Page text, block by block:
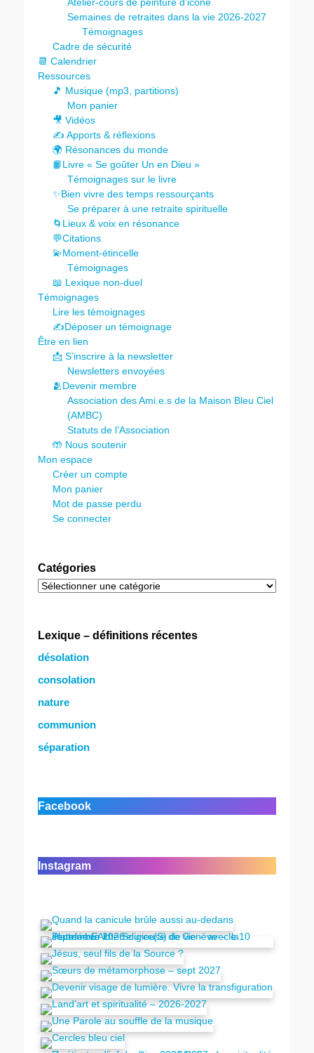
Semaines de retraites dans la vie 2026-2027
Témoignages
Cadre de sécurité
📆 Calendrier
Ressources
🎵 Musique (mp3, partitions)
Mon panier
🎥 Vidéos
✍️ Apports & réflexions
🌍 Résonances du monde
📙Livre « Se goûter Un en Dieu »
Témoignages sur le livre
✨Bien vivre des temps ressourçants
Se préparer à une retraite spirituelle
🌀Lieux & voix en résonance
💬Citations
💫Moment-étincelle
Témoignages
📖 Lexique non-duel
Témoignages
Lire les témoignages
✍️Déposer un témoignage
Être en lien
📩 S’inscrire à la newsletter
Newsletters envoyées
🫂Devenir membre
Association des Ami.e.s de la Maison Bleu Ciel
(AMBC)
Statuts de l’Association
🤲 Nous soutenir
Mon espace
Créer un compte
Mon panier
Mot de passe perdu
Se connecter
Catégories
Catégories
Lexique – définitions récentes
désolation
consolation
nature
communion
séparation
Facebook
Instagram